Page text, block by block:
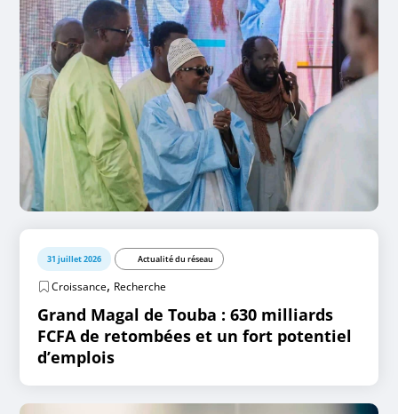
31 juillet 2026 Actualité du réseau
Croissance, Recherche
Grand Magal de Touba : 630 milliards
FCFA de retombées et un fort potentiel
d’emplois